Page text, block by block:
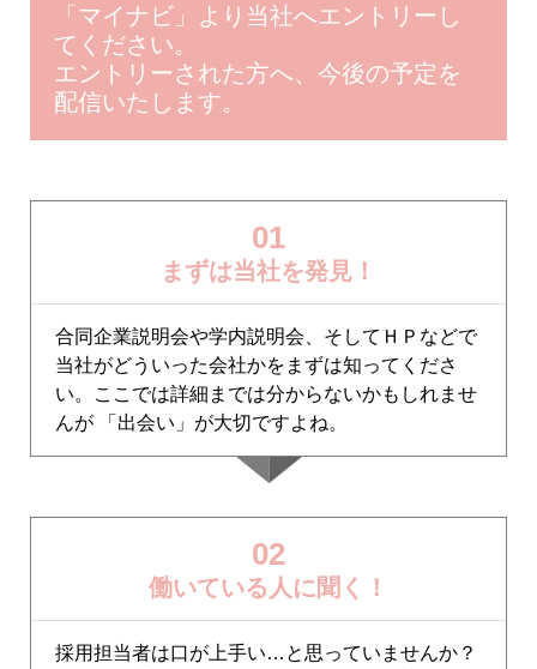
「マイナビ」より当社へエントリーし
てください。
エントリーされた方へ、今後の予定を
配信いたします。
01
まずは当社を発見！
合同企業説明会や学内説明会、そしてＨＰなどで
当社がどういった会社かをまずは知ってくださ
い。ここでは詳細までは分からないかもしれませ
んが 「出会い」が大切ですよね。
02
働いている人に聞く！
採用担当者は口が上手い…と思っていませんか？